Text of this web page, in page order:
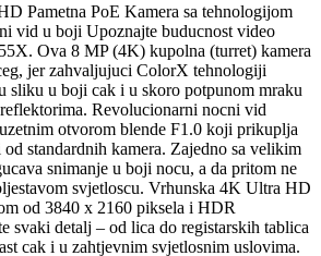
Pametna PoE Kamera sa tehnologijom
vid u boji Upoznajte buducnost video
Ova 8 MP (4K) kupolna (turret) kamera
jer zahvaljujuci ColorX tehnologiji
sliku u boji cak i u skoro potpunom mraku
Revolucionarni nocni vid
otvorom blende F1.0 koji prikuplja
standardnih kamera. Zajedno sa velikim
snimanje u boji nocu, a da pritom ne
svjetloscu. Vrhunska 4K Ultra HD
od 3840 x 2160 piksela i HDR
svaki detalj – od lica do registarskih tablica
cak i u zahtjevnim svjetlosnim uslovima.